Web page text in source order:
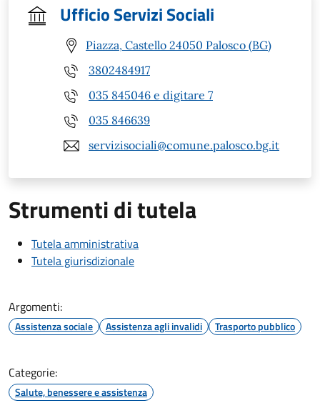
Ufficio Servizi Sociali
Piazza, Castello 24050 Palosco (BG)
3802484917
035 845046 e digitare 7
035 846639
servizisociali@comune.palosco.bg.it
Strumenti di tutela
Tutela amministrativa
Tutela giurisdizionale
Argomenti:
Assistenza sociale Assistenza agli invalidi Trasporto pubblico
Categorie:
Salute, benessere e assistenza